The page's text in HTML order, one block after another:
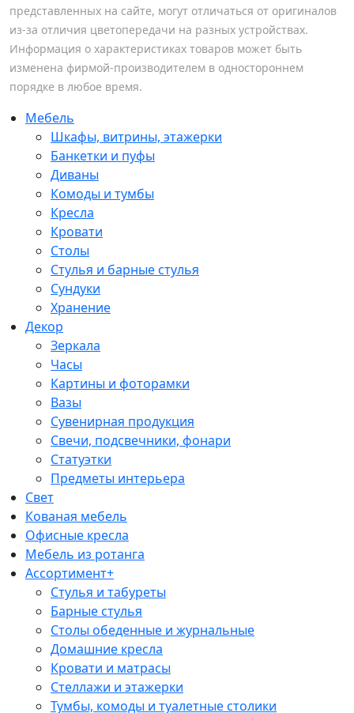
представленных на сайте, могут отличаться от оригиналов
из-за отличия цветопередачи на разных устройствах.
Информация о характеристиках товаров может быть
изменена фирмой-производителем в одностороннем
порядке в любое время.
Мебель
Шкафы, витрины, этажерки
Банкетки и пуфы
Диваны
Комоды и тумбы
Кресла
Кровати
Столы
Стулья и барные стулья
Сундуки
Хранение
Декор
Зеркала
Часы
Картины и фоторамки
Вазы
Сувенирная продукция
Свечи, подсвечники, фонари
Статуэтки
Предметы интерьера
Свет
Кованая мебель
Офисные кресла
Мебель из ротанга
Ассортимент+
Стулья и табуреты
Барные стулья
Столы обеденные и журнальные
Домашние кресла
Кровати и матрасы
Стеллажи и этажерки
Тумбы, комоды и туалетные столики